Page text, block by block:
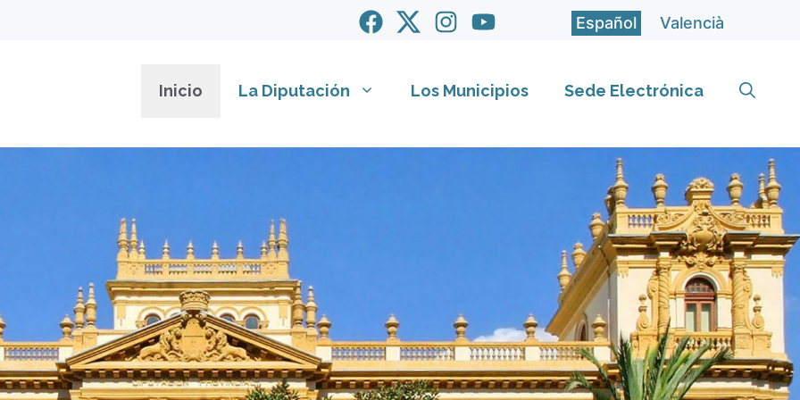
Español Valencià
Inicio La Diputación Los Municipios Sede Electrónica